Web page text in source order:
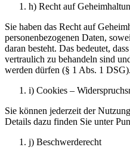
h) Recht auf
Sie haben das Recht auf
personenbezogenen Daten,
daran besteht. Das bedeutet,
vertraulich zu behandeln sind
werden dürfen (§ 1 Abs. 1 DSG).
i) Cookies –
Sie können jederzeit der
Details dazu finden Sie unter
j) Beschwerderecht